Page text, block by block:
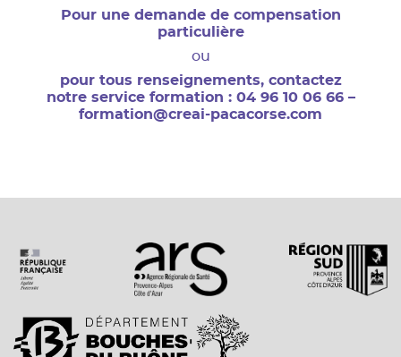
Pour une demande de compensation
particulière
ou
pour tous renseignements, contactez
notre service formation : 04 96 10 06 66 –
formation@creai-pacacorse.com